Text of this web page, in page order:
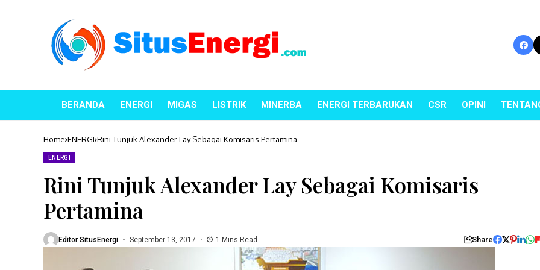
BERANDA ENERGI MIGAS LISTRIK MINERBA ENERGI TERBARUKAN CSR OPINI
Home ENERGI Rini Tunjuk Alexander Lay Sebagai Komisaris Pertamina
ENERGI
Rini Tunjuk Alexander Lay Sebagai Komisaris
Pertamina
Editor SitusEnergi September 13, 2017 1 Mins Read Share